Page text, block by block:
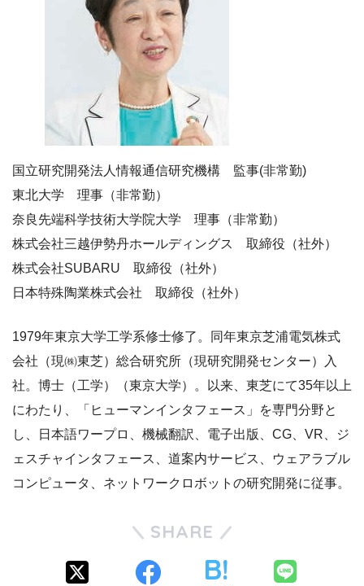
国立研究開発法人情報通信研究機構 監事(非常勤)
東北大学 理事（非常勤）
奈良先端科学技術大学院大学 理事（非常勤）
株式会社三越伊勢丹ホールディングス 取締役（社外）
株式会社SUBARU 取締役（社外）
日本特殊陶業株式会社 取締役（社外）
1979年東京大学工学系修士修了。同年東京芝浦電気株式
会社（現㈱東芝）総合研究所（現研究開発センター）入
社。博士（工学）（東京大学）。以来、東芝にて35年以上
にわたり、「ヒューマンインタフェース」を専門分野と
し、日本語ワープロ、機械翻訳、電子出版、CG、VR、ジ
ェスチャインタフェース、道案内サービス、ウェアラブル
コンピュータ、ネットワークロボットの研究開発に従事。
SHARE